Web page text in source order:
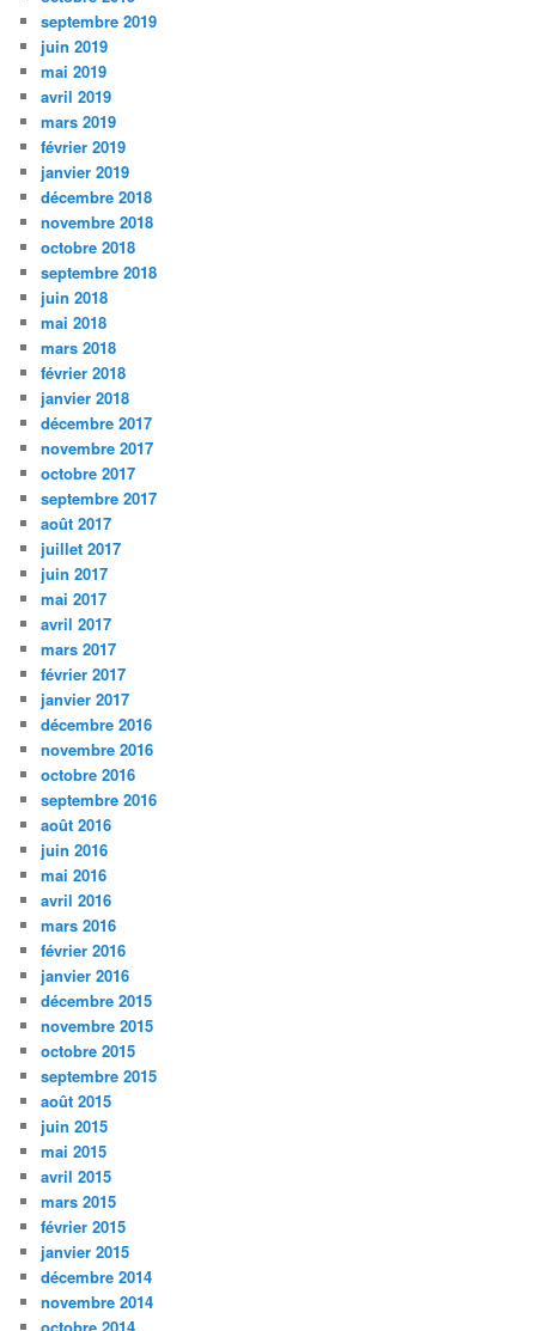
septembre 2019
juin 2019
mai 2019
avril 2019
mars 2019
février 2019
janvier 2019
décembre 2018
novembre 2018
octobre 2018
septembre 2018
juin 2018
mai 2018
mars 2018
février 2018
janvier 2018
décembre 2017
novembre 2017
octobre 2017
septembre 2017
août 2017
juillet 2017
juin 2017
mai 2017
avril 2017
mars 2017
février 2017
janvier 2017
décembre 2016
novembre 2016
octobre 2016
septembre 2016
août 2016
juin 2016
mai 2016
avril 2016
mars 2016
février 2016
janvier 2016
décembre 2015
novembre 2015
octobre 2015
septembre 2015
août 2015
juin 2015
mai 2015
avril 2015
mars 2015
février 2015
janvier 2015
décembre 2014
novembre 2014